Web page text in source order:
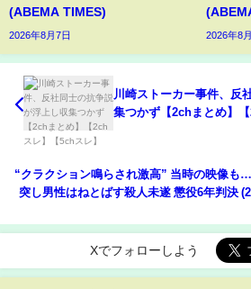
(ABEMA TIMES)
2026年8月7日 2026年8
川崎ストーカー事件、反
集つかず【2chまとめ】
“クラクション鳴らされ激高” 当時の映像も
突し男性はねとばす殺人未遂 懲役6年判決
Xでフォローしよう